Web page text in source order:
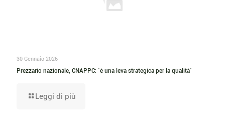
30 Gennaio 2026
Prezzario nazionale, CNAPPC: ‘è una leva strategica per la qualità’
Leggi di più